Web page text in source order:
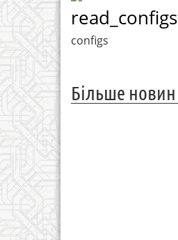
read_configs
configs
Більше новин